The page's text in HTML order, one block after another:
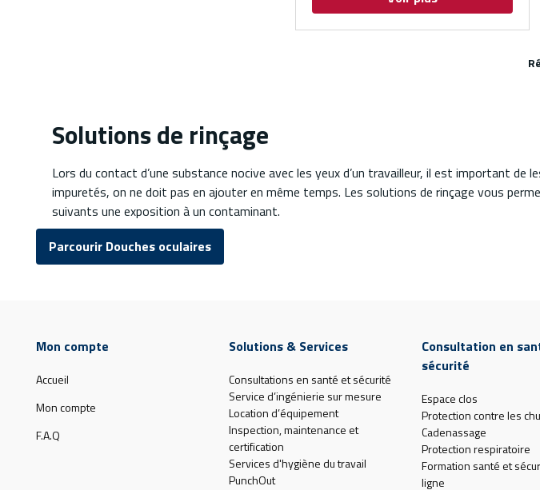
Solutions de rinçage
Lors du contact d’une substance nocive avec les yeux d’un travailleur, il est important
impuretés, on ne doit pas en ajouter en même temps. Les solutions de rinçage vous
suivants une exposition à un contaminant.
Parcourir Douches oculaires
Mon compte
Accueil
Mon compte
F.A.Q
Solutions & Services
Consultations en santé et sécurité
Service d’ingénierie sur mesure
Location d’équipement
Inspection, maintenance et
certification
Services d'hygiène du travail
PunchOut
Consultation en
sécurité
Espace clos
Protection contre les
Cadenassage
Protection respiratoire
Formation santé et
ligne